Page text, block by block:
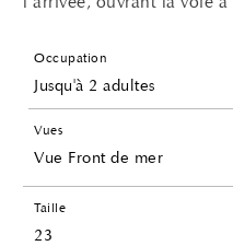
Occupation
Jusqu'à 2 adultes
Vues
Vue Front de mer
Taille
23